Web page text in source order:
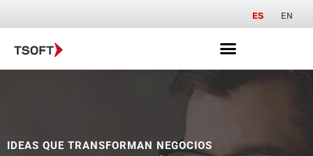
ES EN
IDEAS QUE TRANSFORMAN NEGOCIOS